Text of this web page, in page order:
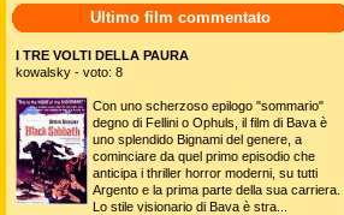
Ultimo film commentato
I TRE VOLTI DELLA PAURA
kowalsky - voto: 8
Con uno scherzoso epilogo "sommario"
degno di Fellini o Ophuls, il film di Bava è
uno splendido Bignami del genere, a
cominciare da quel primo episodio che
anticipa i thriller horror moderni, su tutti
Argento e la prima parte della sua carriera.
Lo stile visionario di Bava è stra...